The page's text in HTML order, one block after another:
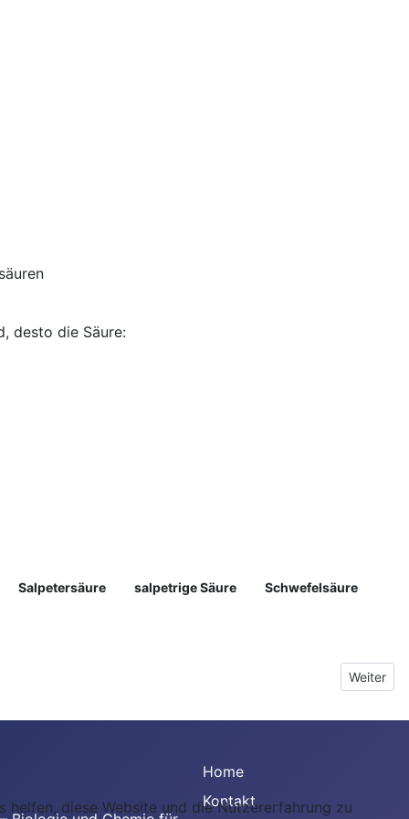
desto die Säure:
Salpetersäure salpetrige Säure Schwefelsäure
Nächster
Weiter
Home
Kontakt
helfen, diese Website und die Nutzererfahrung zu